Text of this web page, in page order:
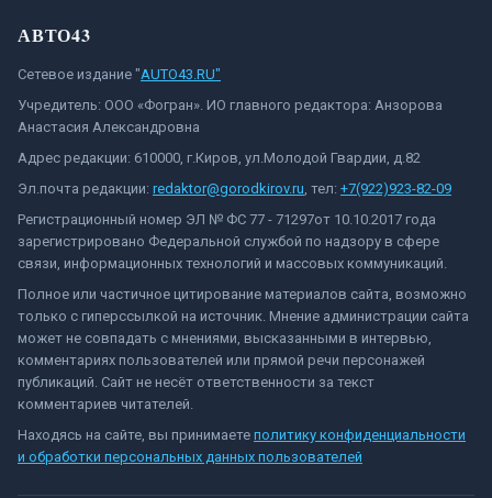
АВТО43
Сетевое издание "AUTO43.RU"
Учредитель: ООО «Фогран». ИО главного редактора: Анзорова
Анастасия Александровна
Адрес редакции: 610000, г.Киров, ул.Молодой Гвардии, д.82
Эл.почта редакции: redaktor@gorodkirov.ru, тел: +7(922)923-82-09
Регистрационный номер ЭЛ № ФС 77 - 71297от 10.10.2017 года
зарегистрировано Федеральной службой по надзору в сфере
связи, информационных технологий и массовых коммуникаций.
Полное или частичное цитирование материалов сайта, возможно
только с гиперссылкой на источник. Мнение администрации сайта
может не совпадать с мнениями, высказанными в интервью,
комментариях пользователей или прямой речи персонажей
публикаций. Сайт не несёт ответственности за текст
комментариев читателей.
Находясь на сайте, вы принимаете политику конфиденциальности
и обработки персональных данных пользователей